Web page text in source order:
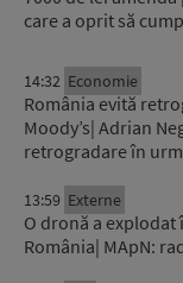
care a oprit să
14:32 Economie
România evită
Moody’s| Adrian
retrogradare în
13:59 Externe
O dronă a explodat
România| MApN: